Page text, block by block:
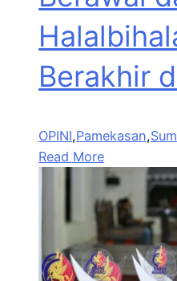
Berakhir
OPINI,Pamekasan,
Read More